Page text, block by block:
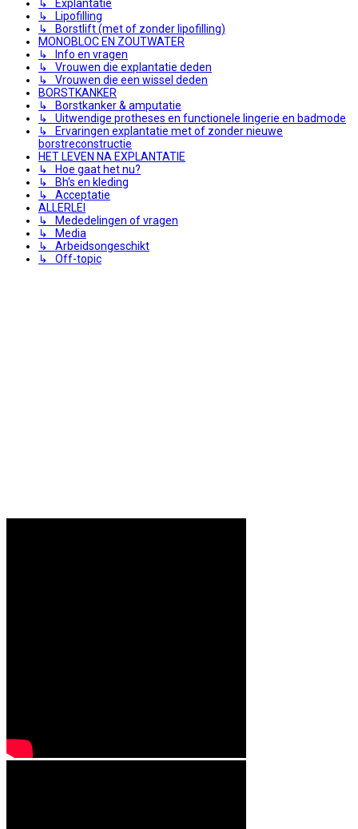
↳ Explantatie
↳ Lipofilling
↳ Borstlift (met of zonder lipofilling)
MONOBLOC EN ZOUTWATER
↳ Info en vragen
↳ Vrouwen die explantatie deden
↳ Vrouwen die een wissel deden
BORSTKANKER
↳ Borstkanker & amputatie
↳ Uitwendige protheses en functionele lingerie en badmode
↳ Ervaringen explantatie met of zonder nieuwe
borstreconstructie
HET LEVEN NA EXPLANTATIE
↳ Hoe gaat het nu?
↳ Bh's en kleding
↳ Acceptatie
ALLERLEI
↳ Mededelingen of vragen
↳ Media
↳ Arbeidsongeschikt
↳ Off-topic